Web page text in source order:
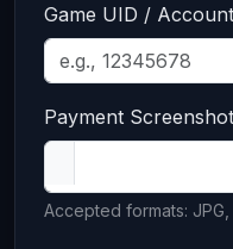
Game UID /
Payment Screenshot
Accepted formats: JPG,